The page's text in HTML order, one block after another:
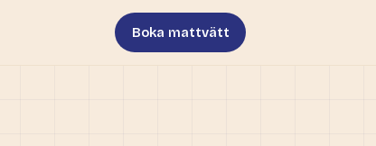
Boka mattvätt